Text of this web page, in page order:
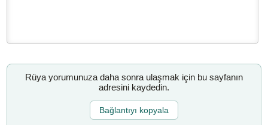
Rüya yorumunuza daha sonra ulaşmak için bu sayfanın
adresini kaydedin.
Bağlantıyı kopyala